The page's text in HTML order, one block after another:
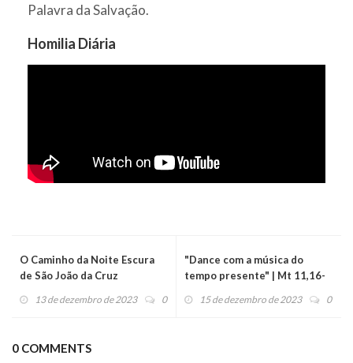
Palavra da Salvação.
Homilia Diária
O Caminho da Noite Escura
de São João da Cruz
13 de dezembro de 2023 0
"Dance com a música do
tempo presente" | Mt 11,16-
15 de dezembro de 2023 0
0 COMMENTS